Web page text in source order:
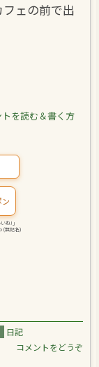
フェの前で出
ね!｣
(無記名)
を読む＆書く方
日記
コメントをどうぞ